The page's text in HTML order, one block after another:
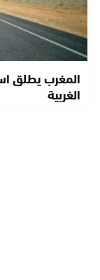
المغرب يطلق
الغربية